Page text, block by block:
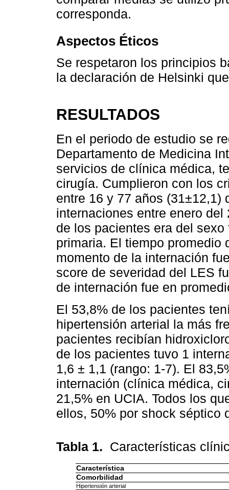
corresponda.
Aspectos Éticos
Se respetaron los principios
la declaración de Helsinki
RESULTADOS
En el periodo de estudio se
Departamento de Medicina
servicios de clínica médica,
cirugía. Cumplieron con los
entre 16 y 77 años (31±12,1)
internaciones entre enero
de los pacientes era del
primaria. El tiempo promedio
momento de la internación
score de severidad del LES
de internación fue en
El 53,8% de los pacientes
hipertensión arterial la más
pacientes recibían
de los pacientes tuvo 1
1,6 ± 1,1 (rango: 1-7). El
internación (clínica médica,
21,5% en UCIA. Todos los
ellos, 50% por shock séptico
Tabla 1. Características
Característica
Comorbilidad
Hipertensión arterial